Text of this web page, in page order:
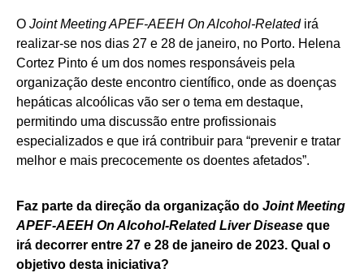
O Joint Meeting APEF-AEEH On Alcohol-Relatedirá
realizar-se nos dias 27 e 28 de janeiro, no Porto. Helena
Cortez Pinto é um dos nomes responsáveis pela
organização deste encontro científico, onde as doenças
hepáticas alcoólicas vão ser o tema em destaque,
permitindo uma discussão entre profissionais
especializados e que irá contribuir para “prevenir e tratar
melhor e mais precocemente os doentes afetados”.
Faz parte da direção da organização do Joint Meeting
APEF-AEEH On Alcohol-Related Liver Disease que
irá decorrer entre 27 e 28 de janeiro de 2023. Qual o
objetivo desta iniciativa?